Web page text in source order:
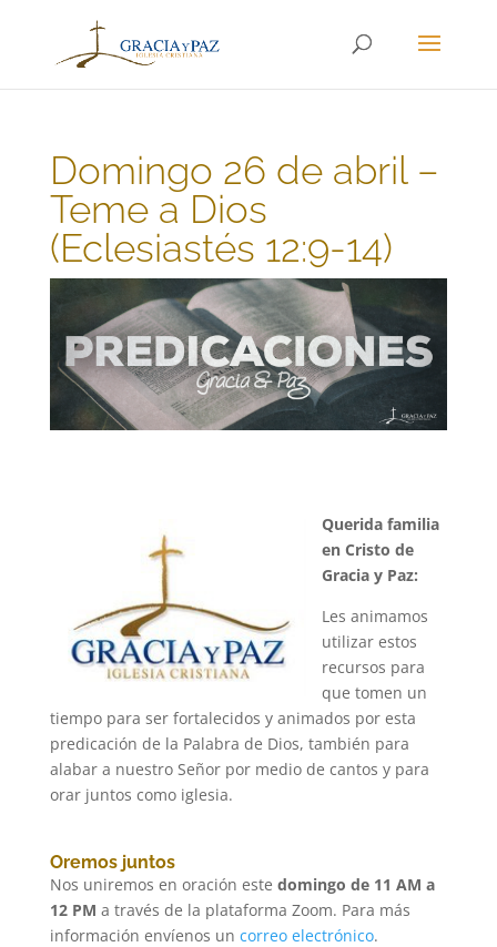
Domingo 26 de abril –
Teme a Dios
(Eclesiastés 12:9-14)
Querida familia
en Cristo de
Gracia y Paz:
Les animamos
utilizar estos
recursos para
que tomen un
tiempo para ser fortalecidos y animados por esta
predicación de la Palabra de Dios, también para
alabar a nuestro Señor por medio de cantos y para
orar juntos como iglesia.
Oremos juntos
Nos uniremos en oración este domingo de 11 AM a
12 PM a través de la plataforma Zoom. Para más
información envíenos un correo electrónico.